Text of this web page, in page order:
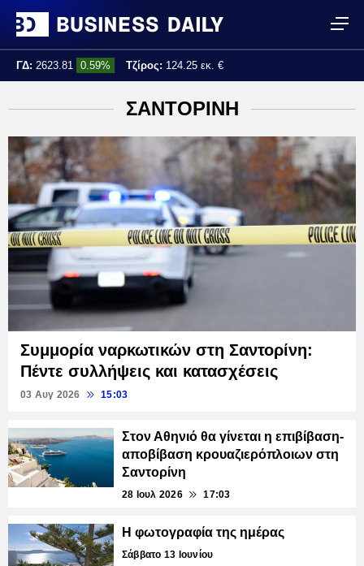
ΓΔ: 2623.81 0.59% Τζίρος: 124.25 εκ. €
ΣΑΝΤΟΡΙΝΗ
Συμμορία ναρκωτικών στη Σαντορίνη:
Πέντε συλλήψεις και κατασχέσεις
03 Αυγ 2026 15:03
Στον Αθηνιό θα γίνεται η επιβίβαση-
αποβίβαση κρουαζιερόπλοιων στη
Σαντορίνη
28 Ιουλ 2026 17:03
Η φωτογραφία της ημέρας
Σάββατο 13 Ιουνίου